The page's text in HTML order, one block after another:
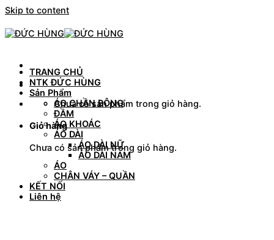
Skip to content
Chưa có sản phẩm trong giỏ hàng.
Giỏ hàng
Chưa có sản phẩm trong giỏ hàng.
TRANG CHỦ
NTK ĐỨC HÙNG
Sản Phẩm
ÁO CHẦN BÔNG
ĐẦM
ÁO KHOÁC
ÁO DÀI
ÁO DÀI NỮ
ÁO DÀI NAM
ÁO
CHÂN VÁY – QUẦN
KẾT NỐI
Liên hệ